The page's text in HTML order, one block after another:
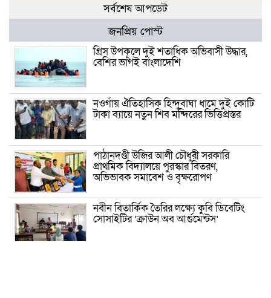
সর্বশেষ আপডেট
জনপ্রিয় পোস্ট
গ্রিস উপকূলে দুই শতাধিক অভিবাসী উদ্ধার,
বেশির ভাগই বাংলাদেশি
নওগাঁয় ঐতিহাসিক হিন্দুবাঘা ধামে দুই কোটি
টাকা ব্যায়ে নতুন শিব মন্দিরের ভিত্তিপ্রস্তর
পাঠানদণ্ডী উজির আলী চৌধুরী সরকারি
প্রাথমিক বিদ্যালয়ে পুরস্কার বিতরণ,
অভিভাবক সমাবেশ ও বৃক্ষরোপণ
নবীন বিতার্কিক তৈরির লক্ষ্যে কুবি ডিবেটিং
সোসাইটির ‘ক্রাউন অব আর্গুমেন্টস’